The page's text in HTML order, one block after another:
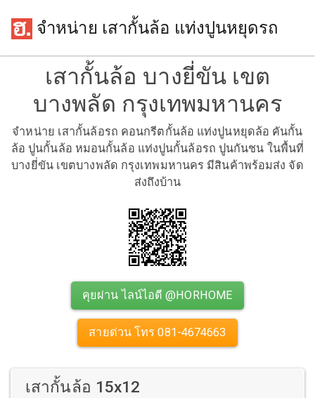
จำหน่าย เสากั้นล้อ แท่งปูนหยุดรถ
เสากั้นล้อ บางยี่ขัน เขต
บางพลัด กรุงเทพมหานคร
จำหน่าย เสากั้นล้อรถ คอนกรีตกั้นล้อ แท่งปูนหยุดล้อ คันกั้น
ล้อ ปูนกั้นล้อ หมอนกั้นล้อ แท่งปูนกั้นล้อรถ ปูนกันชน ในพื้นที่
บางยี่ขัน เขตบางพลัด กรุงเทพมหานคร มีสินค้าพร้อมส่ง จัด
ส่งถึงบ้าน
คุยผ่าน ไลน์ไอดี @HORHOME
สายด่วน โทร 081-4674663
เสากั้นล้อ 15x12